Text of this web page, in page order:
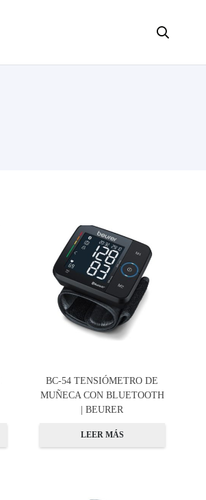
BC-54 TENSIÓMETRO DE
MUÑECA CON BLUETOOTH
| BEURER
LEER MÁS